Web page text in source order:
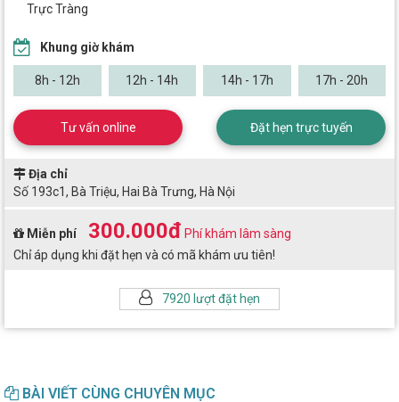
Trực Tràng
7920 lượt đặt hẹn
Khung giờ khám
8h - 12h 12h - 14h 14h - 17h 17h - 20h
Tư vấn online Đặt hẹn trực tuyến
Địa chỉ
Số 193c1, Bà Triệu, Hai Bà Trưng, Hà Nội
Miễn phí 300.000đ Phí khám lâm sàng
Chỉ áp dụng khi đặt hẹn và có mã khám ưu tiên!
BÀI VIẾT CÙNG CHUYÊN MỤC